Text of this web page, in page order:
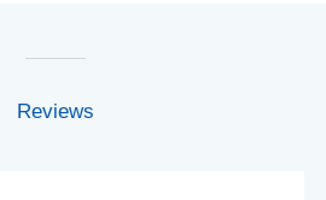
Reviews